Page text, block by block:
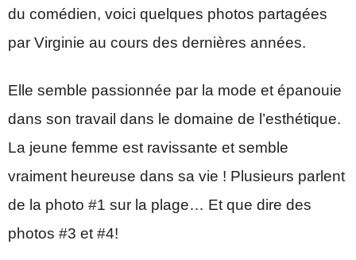
du comédien, voici quelques photos partagées
par Virginie au cours des dernières années.
Elle semble passionnée par la mode et épanouie
dans son travail dans le domaine de l’esthétique.
La jeune femme est ravissante et semble
vraiment heureuse dans sa vie ! Plusieurs parlent
de la photo #1 sur la plage… Et que dire des
photos #3 et #4!